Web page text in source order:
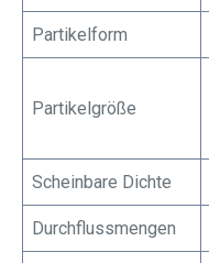
Partikelform
Partikelgröße
Scheinbare Dichte
Durchflussmengen